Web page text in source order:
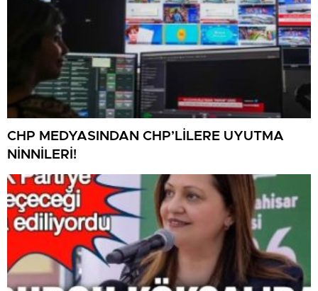
CHP MEDYASINDAN CHP’LİLERE UYUTMA
NİNNİLERİ!